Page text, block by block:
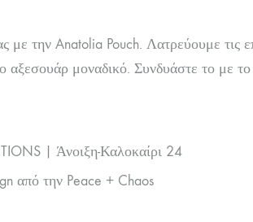
με την Anatolia Pouch. Λατρεύουμε τις
αξεσουάρ μοναδικό. Συνδυάστε το με
| Άνοιξη-Καλοκαίρι 24
από την Peace + Chaos